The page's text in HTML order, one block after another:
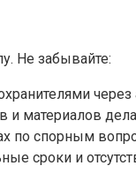
Не забывайте:
через
и материалов
по спорным
сроки и